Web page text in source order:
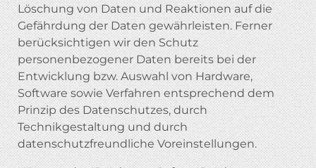
Löschung von Daten und Reaktionen auf die
Gefährdung der Daten gewährleisten. Ferner
berücksichtigen wir den Schutz
personenbezogener Daten bereits bei der
Entwicklung bzw. Auswahl von Hardware,
Software sowie Verfahren entsprechend dem
Prinzip des Datenschutzes, durch
Technikgestaltung und durch
datenschutzfreundliche Voreinstellungen.